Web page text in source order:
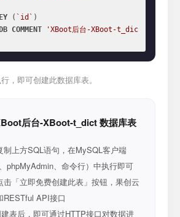
( `id` )
COMMENT
'XBoot后台-XBoot-t_dic
，即可创建此数据库表。
后台-XBoot-t_dict 数据库表
制上方SQL语句，在MySQL客户端
phpMyAdmin、命令行）中执行即可
击「立即免费创建此表」按钮，果创云
RESTful API接口
表后，即可通过HTTP接口对数据进